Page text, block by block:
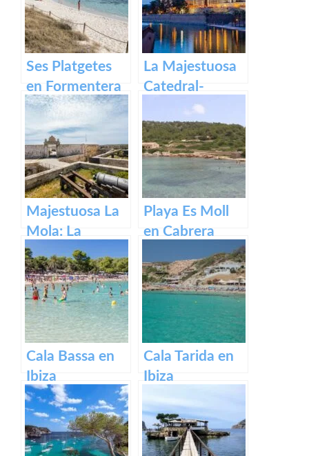
Ses Platgetes
en Formentera
La Majestuosa
Catedral-
Basílica de
Santa María en
Mallorca.
Majestuosa La
Mola: La
Fortaleza de
Menorca
Playa Es Moll
en Cabrera
Cala Bassa en
Ibiza
Cala Tarida en
Ibiza